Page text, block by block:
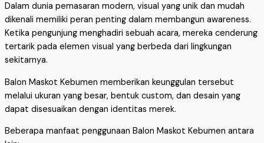
Dalam dunia pemasaran modern, visual yang unik dan mudah
dikenali memiliki peran penting dalam membangun awareness.
Ketika pengunjung menghadiri sebuah acara, mereka cenderung
tertarik pada elemen visual yang berbeda dari lingkungan
sekitarnya.
Balon Maskot Kebumen memberikan keunggulan tersebut
melalui ukuran yang besar, bentuk custom, dan desain yang
dapat disesuaikan dengan identitas merek.
Beberapa manfaat penggunaan Balon Maskot Kebumen antara